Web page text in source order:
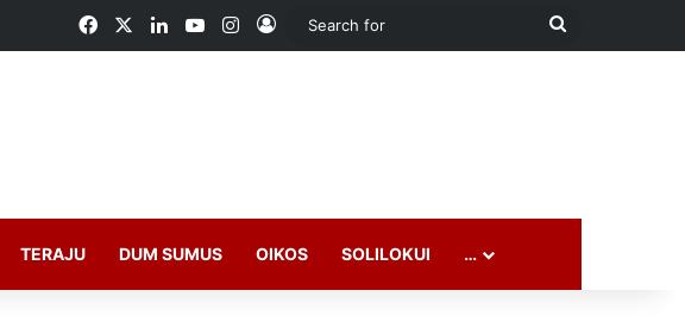
FacebookLinkedInYouTubeInstagram
Log In
Search
TERAJU DUM SUMUS OIKOS SOLILOKUI …